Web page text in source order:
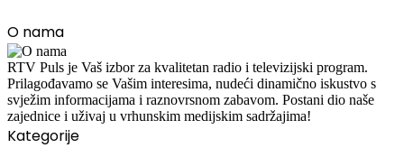
O nama
RTV Puls je Vaš izbor za kvalitetan radio i televizijski program.
Prilagođavamo se Vašim interesima, nudeći dinamično iskustvo s
svježim informacijama i raznovrsnom zabavom. Postani dio naše
zajednice i uživaj u vrhunskim medijskim sadržajima!
Kategorije